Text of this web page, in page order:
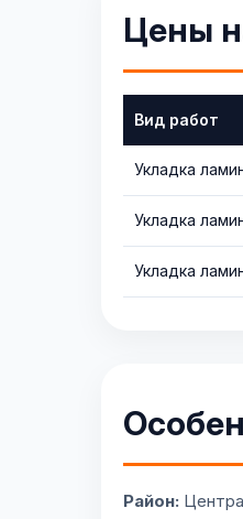
Цены
Вид работ
Укладка
Укладка
Укладка
Район: